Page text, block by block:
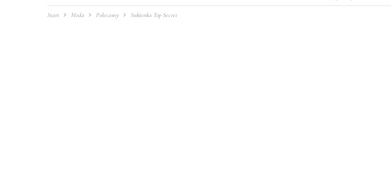
Start Moda Polecamy Sukienka Top Secret